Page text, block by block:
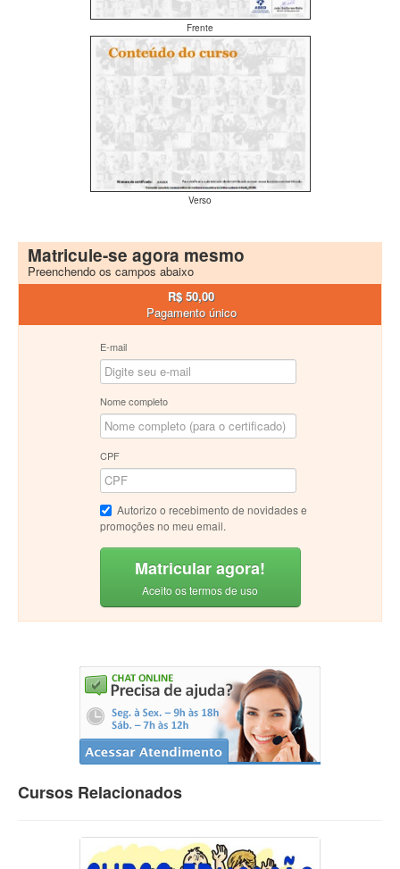
Frente
Verso
Matricule-se agora mesmo
Preenchendo os campos abaixo
R$ 50,00
Pagamento único
E-mail
Nome completo
CPF
Autorizo o recebimento de novidades e
promoções no meu email.
Matricular agora!
Aceito os termos de uso
Cursos Relacionados